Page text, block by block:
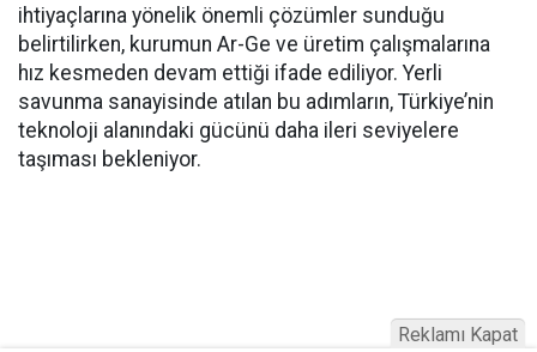
ihtiyaçlarına yönelik önemli çözümler sunduğu
belirtilirken, kurumun Ar-Ge ve üretim çalışmalarına
hız kesmeden devam ettiği ifade ediliyor. Yerli
savunma sanayisinde atılan bu adımların, Türkiye’nin
teknoloji alanındaki gücünü daha ileri seviyelere
taşıması bekleniyor.
Reklamı Kapat